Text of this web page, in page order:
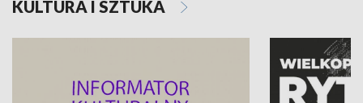
KULTURA I SZTUKA